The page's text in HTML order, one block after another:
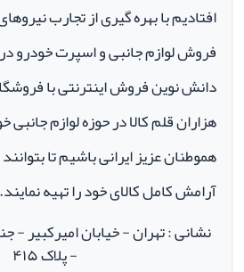
افتادیم با بهره گیری از تجارب
دانش نوین فروش اینترنتی با
هزاران قلم کالا در حوزه لوازم
هموطنان عزیز ایرانی باشیم تا
آرامش کامل کالای خود را تهیه نمایند.
نشانی : تهران - خیابان امیرکبیر
- پلاک ۴۱۵